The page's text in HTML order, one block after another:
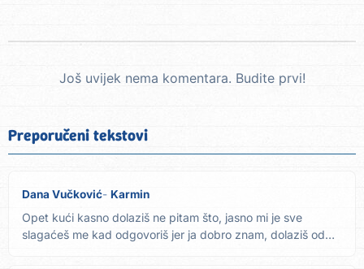
Još uvijek nema komentara. Budite prvi!
Preporučeni tekstovi
Dana Vučković Karmin
Opet kući kasno dolaziš ne pitam što, jasno mi je sve
slagaćeš me kad odgovoriš jer ja dobro znam, dolaziš od